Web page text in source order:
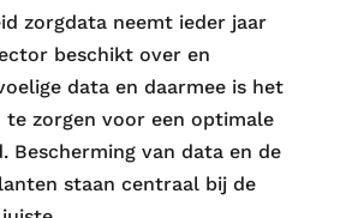
zorgdata neemt ieder jaar
beschikt over en
data en daarmee is het
te zorgen voor een optimale
Bescherming van data en de
staan centraal bij de